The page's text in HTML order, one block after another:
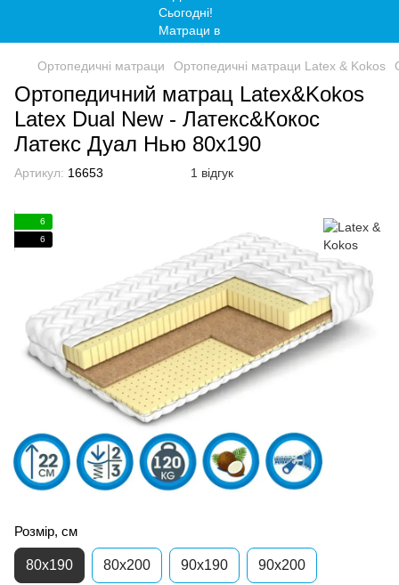
Ортопедичні матраци Ортопедичні матраци Latex & Kokos
Ортопедичний матрац Latex&Kokos
Latex Dual New - Латекс&Кокос
Латекс Дуал Нью 80x190
Артикул: 16653 1 відгук
6
6
Розмір, см
80x190 80x200 90x190 90x200